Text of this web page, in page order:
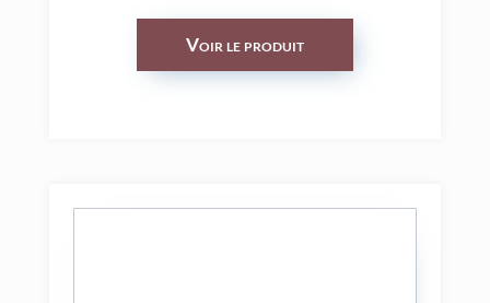
Voir le produit